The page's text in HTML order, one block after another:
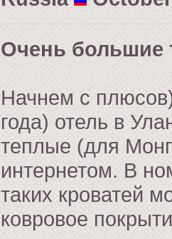
Очень большие
Начнем с
года) отель в
теплые (для
интернетом. В
таких кроватей
ковровое